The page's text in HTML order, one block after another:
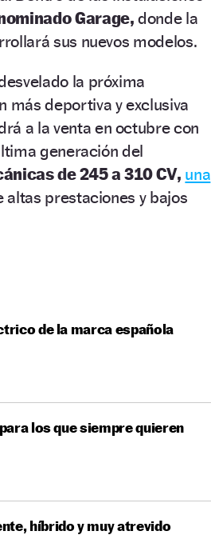
Garage,donde la
sus nuevos modelos.
la próxima
más deportiva y exclusiva
a la venta en octubre con
generación del
de 245 a 310 CV, una
altas prestaciones y bajos
de la marca española
los que siempre quieren
híbrido y muy atrevido